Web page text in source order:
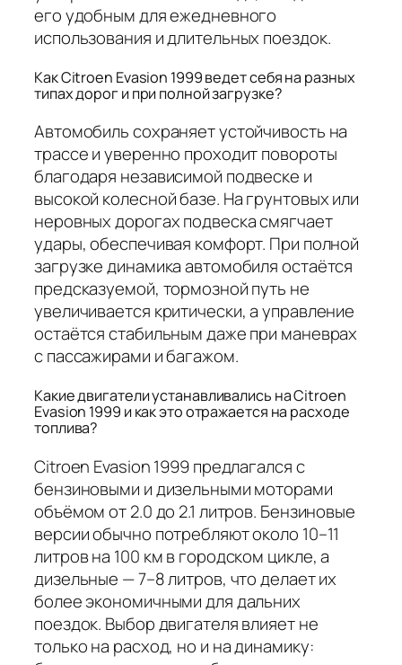
его удобным для ежедневного
использования и длительных поездок.
Как Citroen Evasion 1999 ведет себя на разных
типах дорог и при полной загрузке?
Автомобиль сохраняет устойчивость на
трассе и уверенно проходит повороты
благодаря независимой подвеске и
высокой колесной базе. На грунтовых или
неровных дорогах подвеска смягчает
удары, обеспечивая комфорт. При полной
загрузке динамика автомобиля остаётся
предсказуемой, тормозной путь не
увеличивается критически, а управление
остаётся стабильным даже при маневрах
с пассажирами и багажом.
Какие двигатели устанавливались на Citroen
Evasion 1999 и как это отражается на расходе
топлива?
Citroen Evasion 1999 предлагался с
бензиновыми и дизельными моторами
объёмом от 2.0 до 2.1 литров. Бензиновые
версии обычно потребляют около 10–11
литров на 100 км в городском цикле, а
дизельные — 7–8 литров, что делает их
более экономичными для дальних
поездок. Выбор двигателя влияет не
только на расход, но и на динамику: